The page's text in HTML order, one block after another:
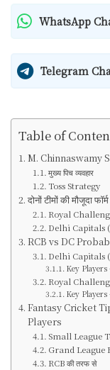
WhatsApp
Telegram
Table of
M. Chinnaswamy
मुख्य पिच व्यवहार
Toss Strategy
दोनों टीमों की मौजूदा
Royal
Delhi Capitals
RCB vs DC
Delhi Capitals
Key Players
Royal
Key Players
Fantasy Cricket
Players
Small League
Grand League
RCB की तरफ से